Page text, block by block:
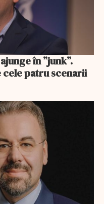
în ”junk”.
patru scenarii